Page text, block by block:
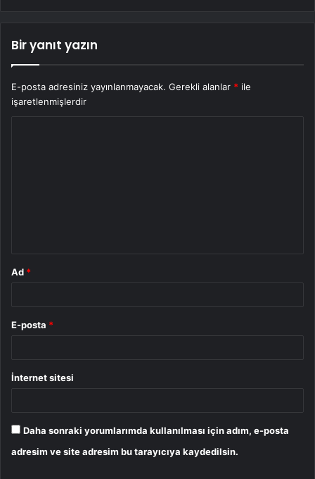
Bir yanıt yazın
E-posta adresiniz yayınlanmayacak. Gerekli alanlar * ile
işaretlenmişlerdir
Ad *
E-posta *
İnternet sitesi
Daha sonraki yorumlarımda kullanılması için adım, e-posta
adresim ve site adresim bu tarayıcıya kaydedilsin.